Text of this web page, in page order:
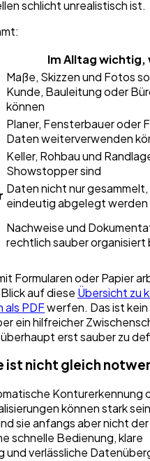
schlicht unrealistisch ist.
Im Alltag wichtig,
Maße, Skizzen und Fotos
Kunde, Bauleitung oder
können
Planer, Fensterbauer oder
Daten weiterverwenden
Keller, Rohbau und
Showstopper sind
Daten nicht nur
eindeutig abgelegt werden
Nachweise und
rechtlich sauber organisiert
Formularen oder Papier
auf diese Übersicht zu
als PDFwerfen. Das ist
ein hilfreicher
erst sauber zu
nicht gleich
Konturerkennung
können stark
sie anfangs aber nicht
schnelle Bedienung, klare
und verlässliche